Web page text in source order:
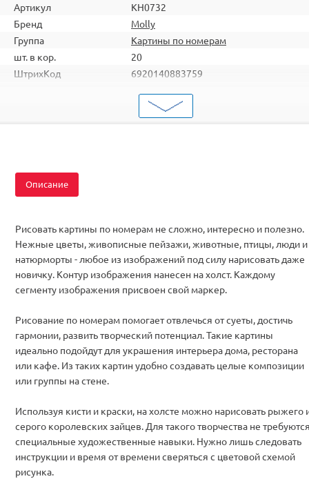
Артикул
KH0732
Бренд
Molly
Группа
Картины по номерам
шт. в кор.
20
ШтрихКод
6920140883759
Животные
Описание
Рисовать картины по номерам не сложно, интересно и полезно.
Нежные цветы, живописные пейзажи, животные, птицы, люди и
натюрморты - любое из изображений под силу нарисовать даже
новичку. Контур изображения нанесен на холст. Каждому
сегменту изображения присвоен свой маркер.
Рисование по номерам помогает отвлечься от суеты, достичь
гармонии, развить творческий потенциал. Такие картины
идеально подойдут для украшения интерьера дома, ресторана
или кафе. Из таких картин удобно создавать целые композиции
или группы на стене.
Используя кисти и краски, на холсте можно нарисовать рыжего
серого королевских зайцев. Для такого творчества не
специальные художественные навыки. Нужно лишь следовать
инструкции и время от времени сверяться с цветовой схемой
рисунка.